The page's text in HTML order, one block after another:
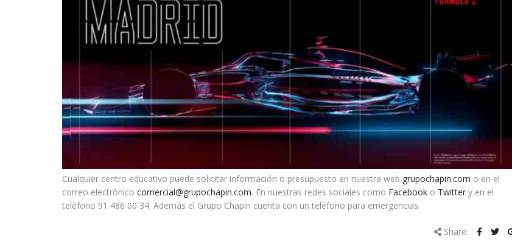
Cualquier centro educativo puede solicitar información o presupuesto en nuestra web grupochapin.com o en el
correo electrónico comercial@grupochapin.com. En nuestras redes sociales como Facebook o Twitter y en el
teléfono 91 486 00 34. Además el Grupo Chapín cuenta con un teléfono para emergencias.
Share: